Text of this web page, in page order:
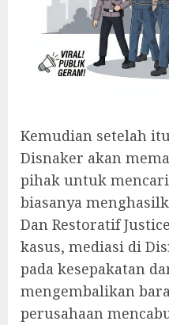
‎Kemudian setelah
Disnaker akan
pihak untuk
biasanya
Dan Restoratif
kasus, mediasi di
pada kesepakatan
mengembalikan
perusahaan